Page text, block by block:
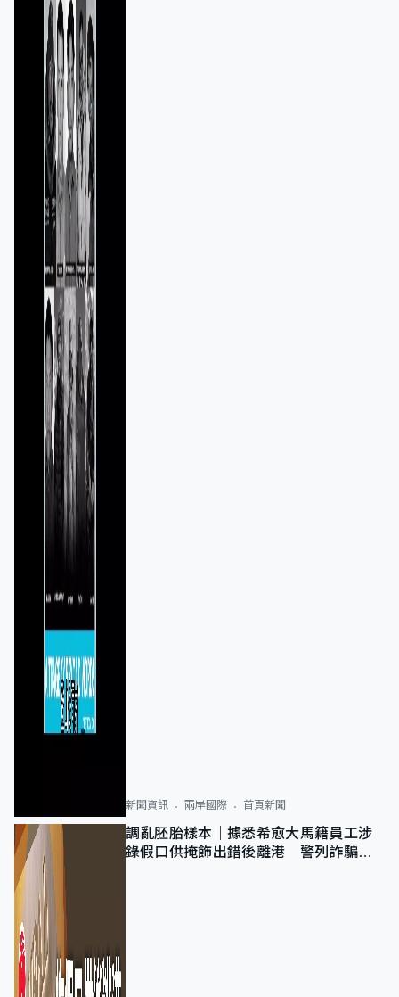
新聞資訊 兩岸國際 首頁新聞
調亂胚胎樣本｜據悉希愈大馬籍員工涉
錄假口供掩飾出錯後離港 警列詐騙